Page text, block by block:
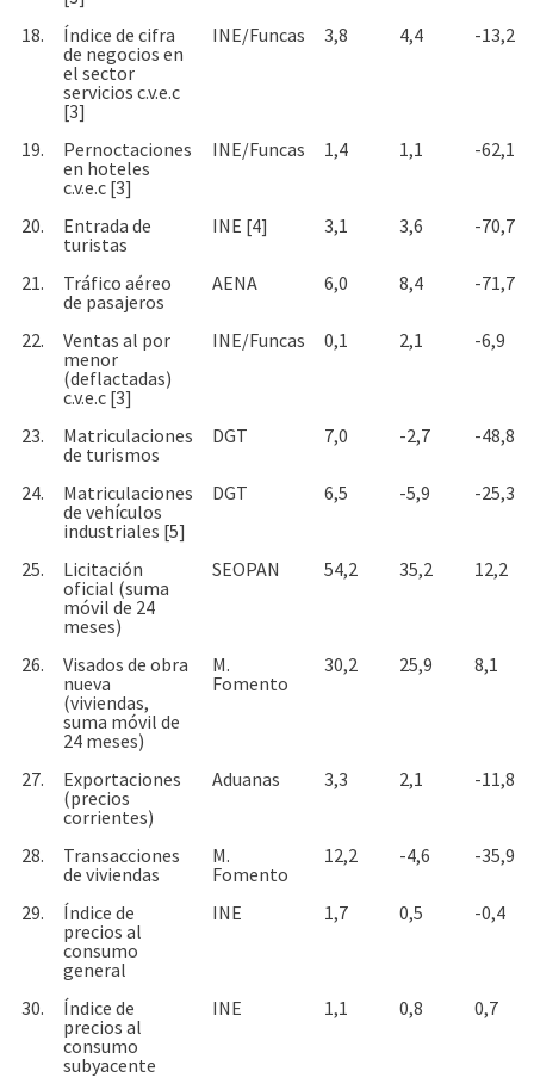
18.
Índice de cifra
de negocios en
el sector
servicios c.v.e.c
[3]
INE/Funcas 3,8 4,4 -13,2
19.
Pernoctaciones
en hoteles
c.v.e.c [3]
INE/Funcas 1,4 1,1 -62,1
20.
Entrada de
turistas
INE [4] 3,1 3,6 -70,7
21.
Tráfico aéreo
de pasajeros
AENA 6,0 8,4 -71,7
22.
Ventas al por
menor
(deflactadas)
c.v.e.c [3]
INE/Funcas 0,1 2,1 -6,9
23.
Matriculaciones
de turismos
DGT 7,0 -2,7 -48,8
24.
Matriculaciones
de vehículos
industriales [5]
DGT 6,5 -5,9 -25,3
25.
Licitación
oficial (suma
móvil de 24
meses)
SEOPAN 54,2 35,2 12,2
26.
Visados de obra
nueva
(viviendas,
suma móvil de
24 meses)
M.
Fomento
30,2 25,9 8,1
27.
Exportaciones
(precios
corrientes)
Aduanas 3,3 2,1 -11,8
28.
Transacciones
de viviendas
M.
Fomento
12,2 -4,6 -35,9
29.
Índice de
precios al
consumo
general
INE 1,7 0,5 -0,4
30.
Índice de
precios al
consumo
subyacente
INE 1,1 0,8 0,7